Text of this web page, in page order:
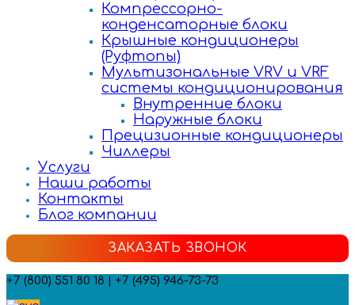
Компрессорно-
конденсаторные блоки
Крышные кондиционеры
(Руфтопы)
Мультизональные VRV и VRF
системы кондиционирования
Внутренние блоки
Наружные блоки
Прецизионные кондиционеры
Чиллеры
Услуги
Наши работы
Контакты
Блог компании
ЗАКАЗАТЬ ЗВОНОК
+7 (800) 551 80 18 | +7 (495) 946-73-73